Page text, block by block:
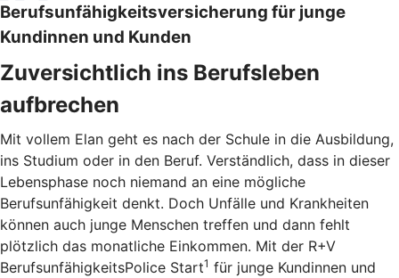
Berufsunfähigkeitsversicherung für junge
Kundinnen und Kunden
Zuversichtlich ins Berufsleben
aufbrechen
Mit vollem Elan geht es nach der Schule in die Ausbildung,
ins Studium oder in den Beruf. Verständlich, dass in dieser
Lebensphase noch niemand an eine mögliche
Berufsunfähigkeit denkt. Doch Unfälle und Krankheiten
können auch junge Menschen treffen und dann fehlt
plötzlich das monatliche Einkommen. Mit der R+V
BerufsunfähigkeitsPolice Start1 für junge Kundinnen und